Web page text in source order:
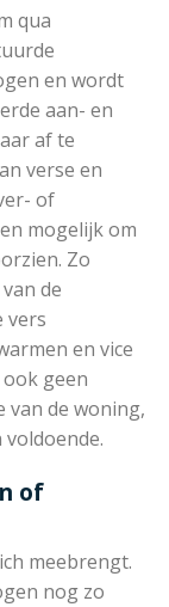
qua
en wordt
aan- en
af te
verse en
of
mogelijk om
Zo
de
vers
en vice
geen
van de woning,
of
meebrengt.
nog zo